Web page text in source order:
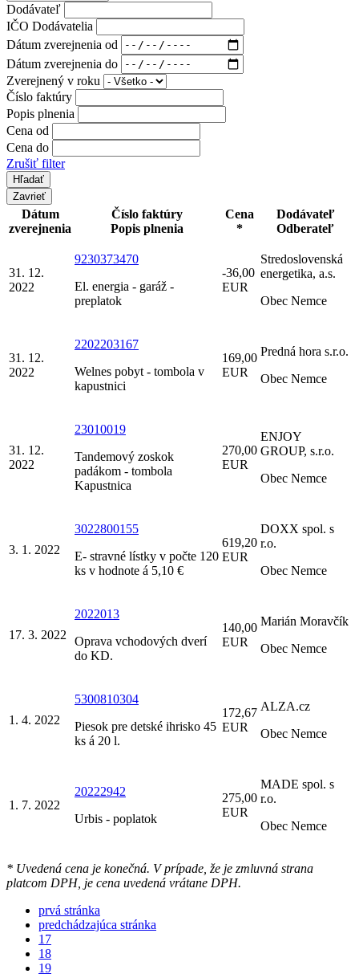
Dodávateľ
IČO Dodávatelia
Dátum zverejnenia od
Dátum zverejnenia do
Zverejnený v roku
Číslo faktúry
Popis plnenia
Cena od
Cena do
Zrušiť filter
Zavrieť
Dátum
zverejnenia
Číslo faktúry
Popis plnenia
Cena
*
Dodávateľ
Odberateľ
31. 12.
2022
9230373470
El. energia - garáž -
preplatok
-36,00
EUR
Stredoslovenská
energetika, a.s.
Obec Nemce
31. 12.
2022
2202203167
Welnes pobyt - tombola v
kapustnici
169,00
EUR
Predná hora s.r.o.
Obec Nemce
31. 12.
2022
23010019
Tandemový zoskok
padákom - tombola
Kapustnica
270,00
EUR
ENJOY
GROUP, s.r.o.
Obec Nemce
3. 1. 2022
3022800155
E- stravné lístky v počte 120
ks v hodnote á 5,10 €
619,20
EUR
DOXX spol. s
r.o.
Obec Nemce
17. 3. 2022
2022013
Oprava vchodových dverí
do KD.
140,00
EUR
Marián Moravčík
Obec Nemce
1. 4. 2022
5300810304
Piesok pre detské ihrisko 45
ks á 20 l.
172,67
EUR
ALZA.cz
Obec Nemce
1. 7. 2022
20222942
Urbis - poplatok
275,00
EUR
MADE spol. s
r.o.
Obec Nemce
* Uvedená cena je konečná. V prípade, že je zmluvná strana
platcom DPH, je cena uvedená vrátane DPH.
prvá stránka
predchádzajúca stránka
17
18
19